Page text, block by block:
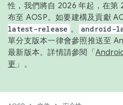
性，我們將自 2026 年起，在第
布至 AOSP。如要建構及貢獻
latest-release 。 android-
單分支版本一律會參照推送至
最新版本。詳情請參閱「
更 」。